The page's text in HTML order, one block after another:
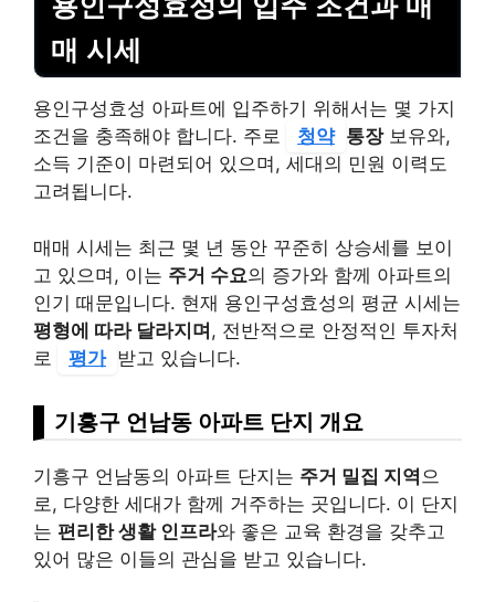
매 시세
용인구성효성 아파트에 입주하기 위해서는 몇 가지
조건을 충족해야 합니다. 주로
청약 통장보유와,
소득 기준이 마련되어 있으며, 세대의 민원 이력도
고려됩니다.
매매 시세는 최근 몇 년 동안 꾸준히 상승세를 보이
고 있으며, 이는 주거 수요의 증가와 함께 아파트의
인기 때문입니다. 현재 용인구성효성의 평균 시세는
평형에 따라 달라지며, 전반적으로 안정적인 투자처
로
평가 받고 있습니다.
기흥구 언남동 아파트 단지 개요
기흥구 언남동의 아파트 단지는 주거 밀집 지역 으
로, 다양한 세대가 함께 거주하는 곳입니다. 이 단지
는 편리한 생활 인프라와 좋은 교육 환경을 갖추고
있어 많은 이들의 관심을 받고 있습니다.